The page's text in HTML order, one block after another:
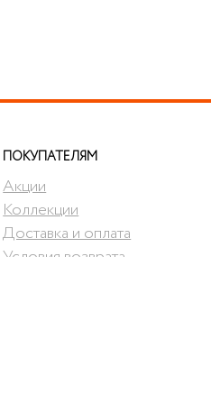
ПОКУПАТЕЛЯМ
Акции
Коллекции
Доставка и оплата
Условия возврата